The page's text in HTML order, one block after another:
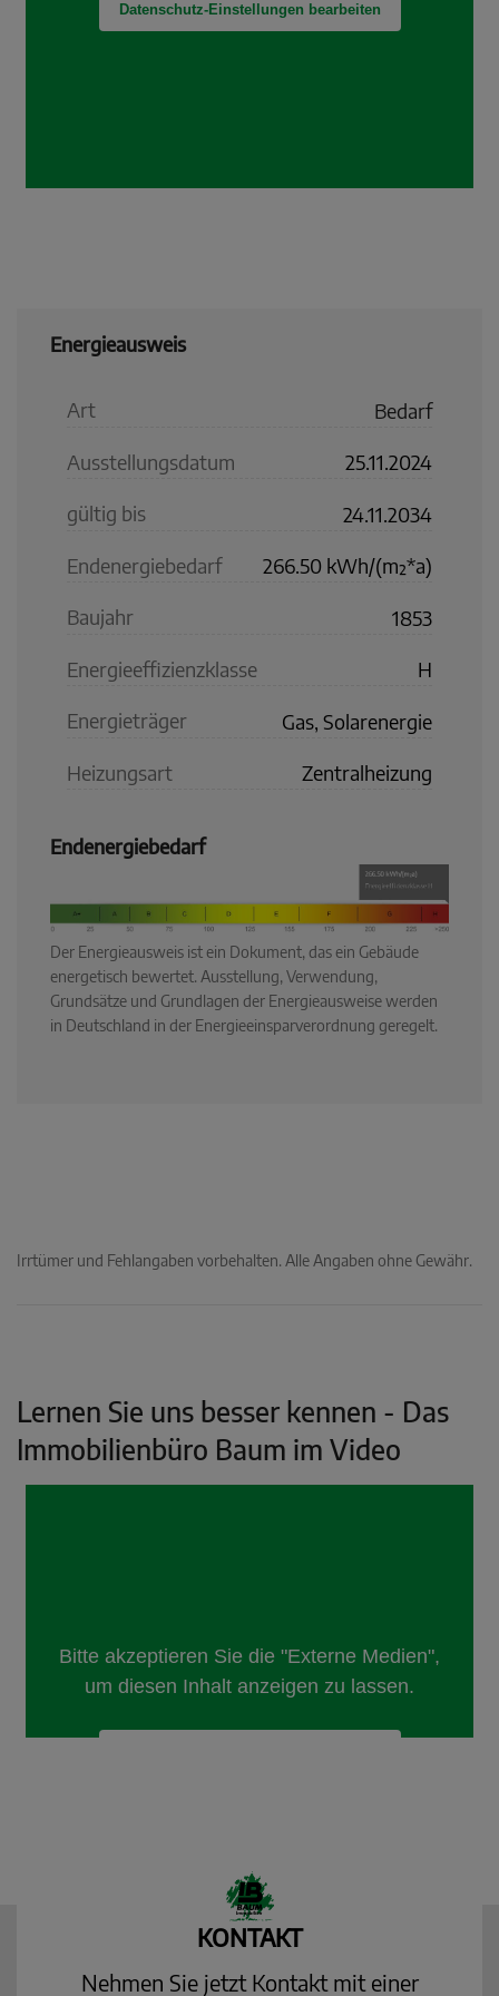
Energieausweis
Art Bedarf
Ausstellungsdatum 25.11.2024
gültig bis 24.11.2034
Endenergiebedarf 266.50 kWh/(m²*a)
Baujahr 1853
Energieeffizienzklasse H
Energieträger Gas, Solarenergie
Heizungsart Zentralheizung
Endenergiebedarf
Der Energieausweis ist ein Dokument, das ein Gebäude
energetisch bewertet. Ausstellung, Verwendung,
Grundsätze und Grundlagen der Energieausweise werden
in Deutschland in der Energieeinsparverordnung geregelt.
Irrtümer und Fehlangaben vorbehalten. Alle Angaben ohne Gewähr.
Lernen Sie uns besser kennen - Das
Immobilienbüro Baum im Video
KONTAKT
Nehmen Sie jetzt Kontakt mit einer